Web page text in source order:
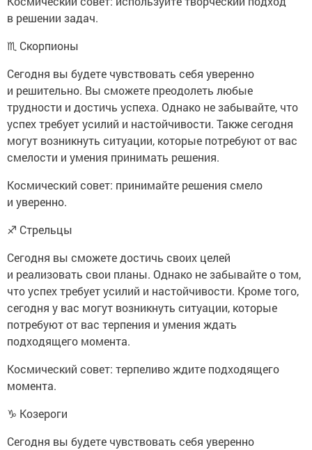
в решении задач.
♏ Скорпионы
Сегодня вы будете чувствовать себя уверенно
и решительно. Вы сможете преодолеть любые
трудности и достичь успеха. Однако не забывайте, что
успех требует усилий и настойчивости. Также сегодня
могут возникнуть ситуации, которые потребуют от вас
смелости и умения принимать решения.
Космический совет: принимайте решения смело
и уверенно.
♐ Стрельцы
Сегодня вы сможете достичь своих целей
и реализовать свои планы. Однако не забывайте о том,
что успех требует усилий и настойчивости. Кроме того,
сегодня у вас могут возникнуть ситуации, которые
потребуют от вас терпения и умения ждать
подходящего момента.
Космический совет: терпеливо ждите подходящего
момента.
♑ Козероги
Сегодня вы будете чувствовать себя уверенно